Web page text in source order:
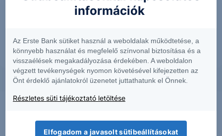
információk
Az Erste Bank sütiket használ a weboldalak működtetése, a
könnyebb használat és megfelelő színvonal biztosítása és a
visszaélések megakadályozása érdekében. A weboldalon
végzett tevékenységek nyomon követésével kifejezetten az
Önt érdeklő ajánlatokról üzenetet juttathatunk el Önnek.
Részletes süti tájékoztató letöltése
Elfogadom a javasolt sütibeállításokat